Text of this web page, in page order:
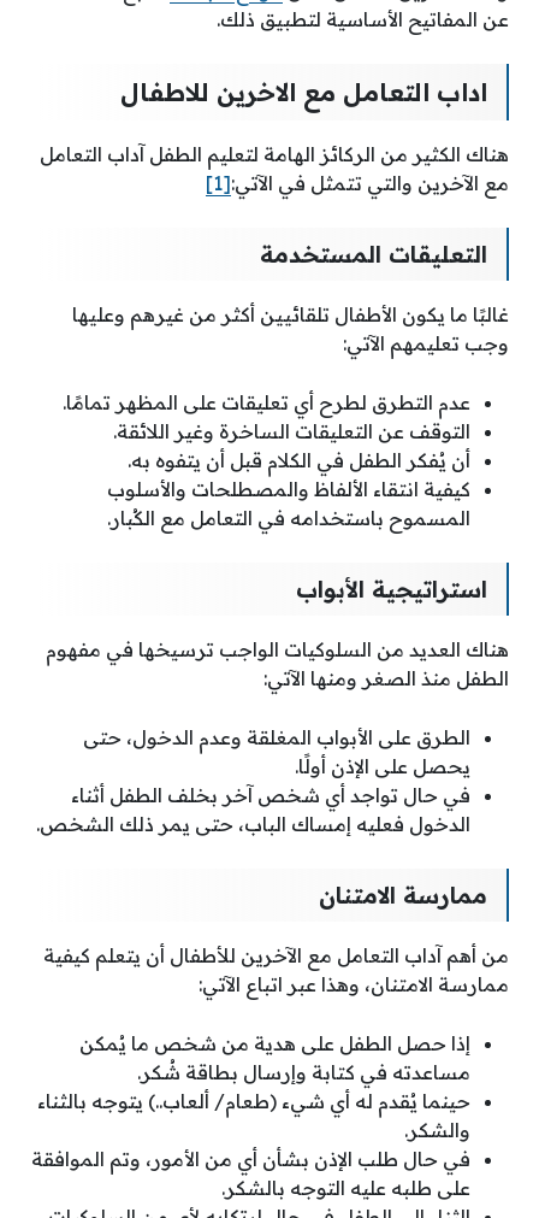
عن المفاتيح الأساسية لتطبيق ذلك.
اداب التعامل مع الاخرين للاطفال
هناك الكثير من الركائز الهامة لتعليم الطفل آداب التعامل
مع الآخرين والتي تتمثل في الآتي:[1]
التعليقات المستخدمة
غالبًا ما يكون الأطفال تلقائيين أكثر من غيرهم وعليها
وجب تعليمهم الآتي:
عدم التطرق لطرح أي تعليقات على المظهر تمامًا.
التوقف عن التعليقات الساخرة وغير اللائقة.
أن يُفكر الطفل في الكلام قبل أن يتفوه به.
كيفية انتقاء الألفاظ والمصطلحات والأسلوب
المسموح باستخدامه في التعامل مع الكُبار.
استراتيجية الأبواب
هناك العديد من السلوكيات الواجب ترسيخها في مفهوم
الطفل منذ الصغر ومنها الآتي:
الطرق على الأبواب المغلقة وعدم الدخول، حتى
يحصل على الإذن أولًا.
في حال تواجد أي شخص آخر بخلف الطفل أثناء
الدخول فعليه إمساك الباب، حتى يمر ذلك الشخص.
ممارسة الامتنان
من أهم آداب التعامل مع الآخرين للأطفال أن يتعلم كيفية
ممارسة الامتنان، وهذا عبر اتباع الآتي:
إذا حصل الطفل على هدية من شخص ما يُمكن
مساعدته في كتابة وإرسال بطاقة شُكر.
حينما يُقدم له أي شيء (طعام/ ألعاب..) يتوجه بالثناء
والشكر.
في حال طلب الإذن بشأن أي من الأمور، وتم الموافقة
على طلبه عليه التوجه بالشكر.